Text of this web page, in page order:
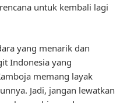
untuk kembali lagi
yang menarik dan
Indonesia yang
memang layak
Jadi, jangan lewatkan